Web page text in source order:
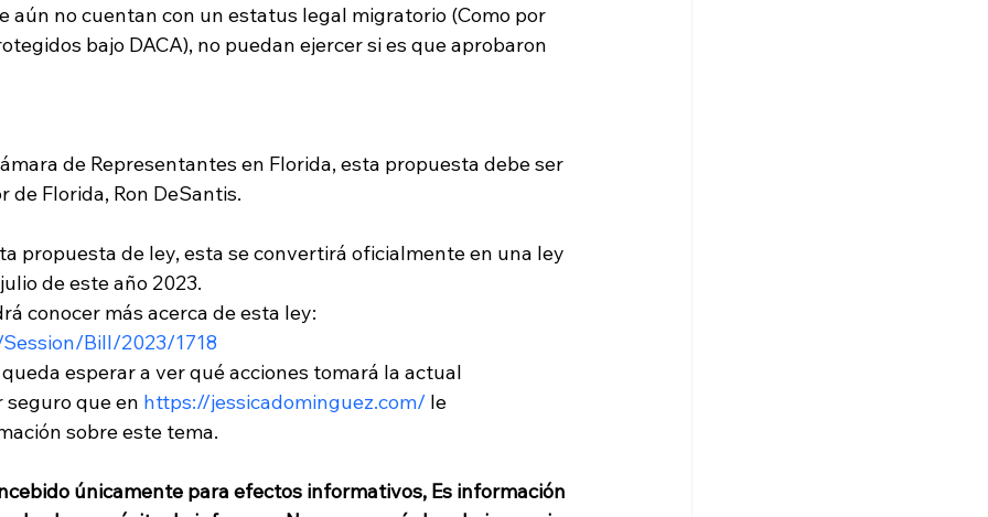
aún no cuentan con un estatus legal migratorio (Como por
bajo DACA), no puedan ejercer si es que aprobaron
de Representantes en Florida, esta propuesta debe ser
propuesta de ley, esta se convertirá oficialmente en una ley
de este año 2023.
conocer más acerca de esta ley:
Bill/2023/1718
esperar a ver qué acciones tomará la actual
seguro que en https://jessicadominguez.com/ le
sobre este tema.
únicamente para efectos informativos, Es información